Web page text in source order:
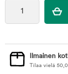
Ilmainen
Tilaa vielä